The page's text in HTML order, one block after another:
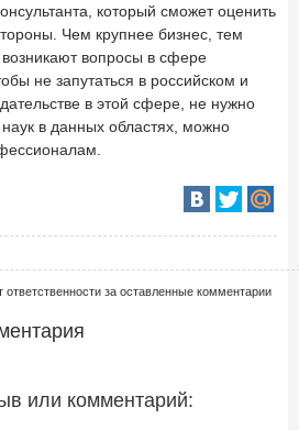
который сможет оценить
Чем крупнее бизнес, тем
вопросы в сфере
не запутаться в российском и
в этой сфере, не нужно
в данных областях, можно
за оставленные комментарии
или комментарий: